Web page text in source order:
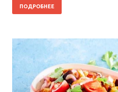
ПОДРОБНЕЕ